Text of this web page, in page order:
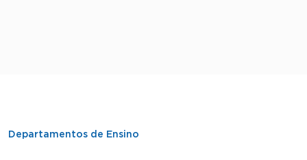
Departamentos de Ensino